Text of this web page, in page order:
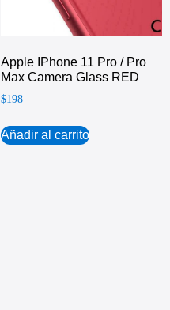
Apple IPhone 11 Pro / Pro
Max Camera Glass RED
$198
Añadir al carrito